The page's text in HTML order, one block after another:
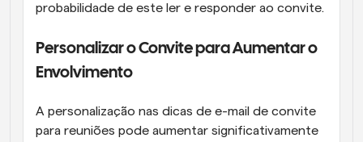
probabilidade de este ler e responder ao convite.
Personalizar o Convite para Aumentar o
Envolvimento
A personalização nas dicas de e-mail de convite
para reuniões pode aumentar significativamente